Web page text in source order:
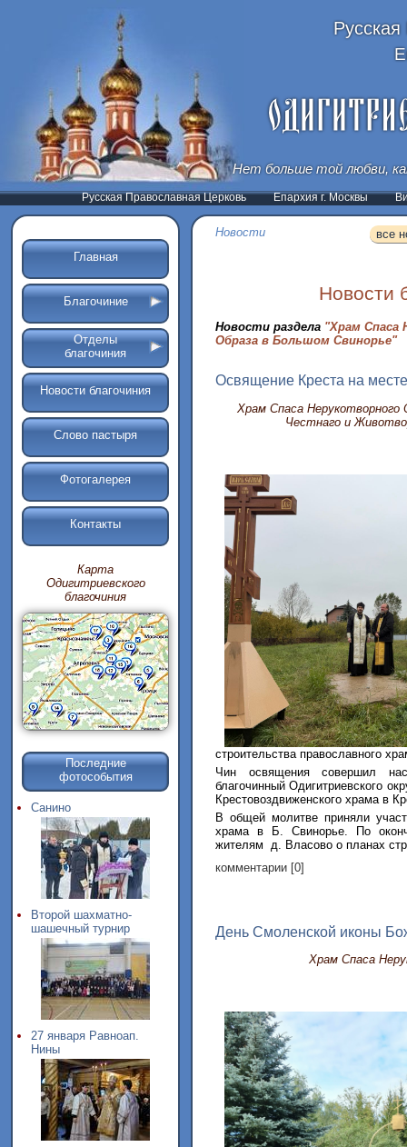
Нет больше той любви,
Русская Православная Церковь Епархия г. Москвы
Главная
Благочиние
Отделы
благочиния
Новости благочиния
Слово пастыря
Фотогалерея
Контакты
Карта
Одигитриевского
благочиния
Последние
фотособытия
Санино
Второй шахматно-
шашечный турнир
27 января Равноап.
Нины
Новости все
Новости
Новости раздела "Храм Спаса
Образа в Большом Свинорье"
Освящение Креста на
Храм Спаса Нерукотворного
Честнаго и
строительства православного
Чин освящения совершил
благочинный Одигитриевского
Крестовоздвиженского храма в
В общей молитве приняли
храма в Б. Свинорье. По
жителям д. Власово о планах
комментарии [0]
День Смоленской иконы
Храм Спаса